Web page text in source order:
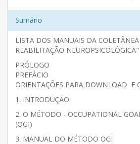
Sumário
LISTA DOS MANUAIS DA
REABILITAÇÃO NEUROPSICOLÓGICA"
PRÓLOGO
PREFÁCIO
ORIENTAÇÕES PARA DOWNLOAD E
1. INTRODUÇÃO
2. O MÉTODO - OCCUPATIONAL
(OGI)
3. MANUAL DO MÉTODO OGI